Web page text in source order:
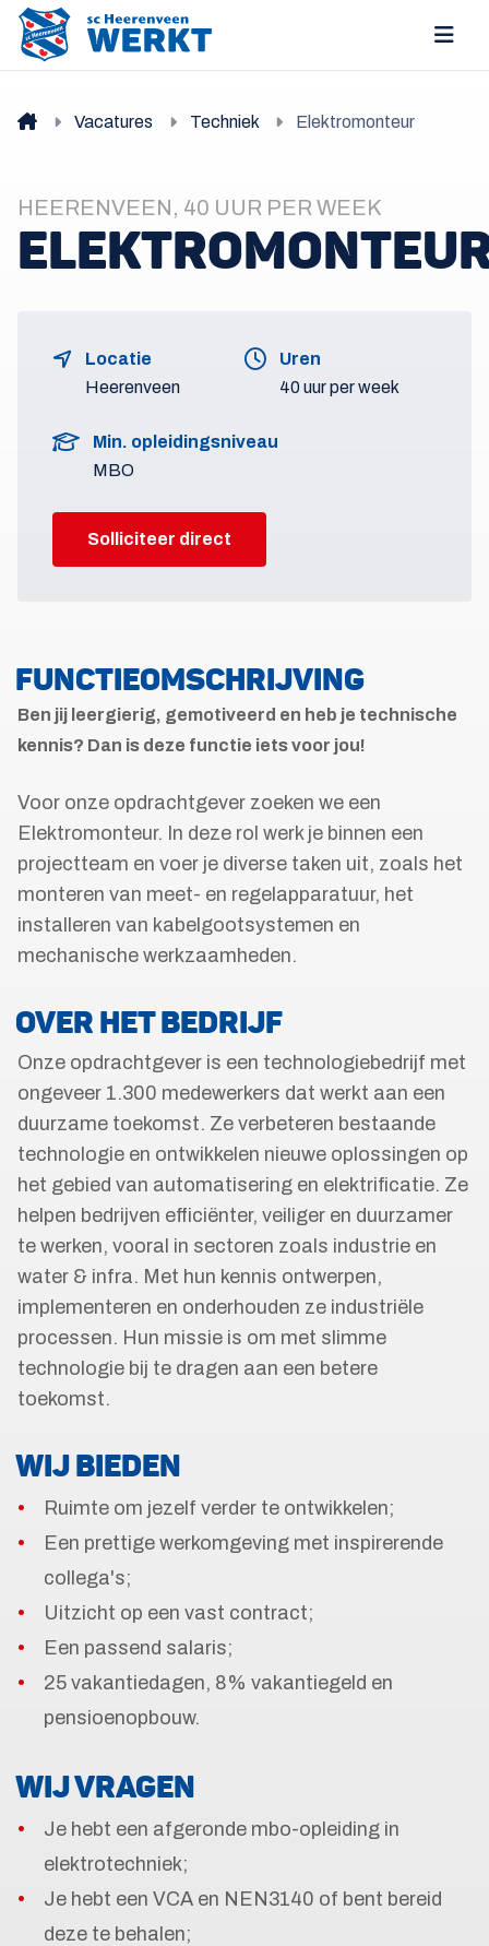
Vacatures Techniek Elektromonteur
HEERENVEEN, 40 UUR PER WEEK
Locatie
Heerenveen
Uren
40 uur per week
Min. opleidingsniveau
MBO
Solliciteer direct
FUNCTIEOMSCHRIJVING
Ben jij leergierig, gemotiveerd en heb je technische
kennis? Dan is deze functie iets voor jou!
Voor onze opdrachtgever zoeken we een
Elektromonteur. In deze rol werk je binnen een
projectteam en voer je diverse taken uit, zoals het
monteren van meet- en regelapparatuur, het
installeren van kabelgootsystemen en
mechanische werkzaamheden.
OVER HET BEDRIJF
Onze opdrachtgever is een technologiebedrijf met
ongeveer 1.300 medewerkers dat werkt aan een
duurzame toekomst. Ze verbeteren bestaande
technologie en ontwikkelen nieuwe oplossingen op
het gebied van automatisering en elektrificatie. Ze
helpen bedrijven efficiënter, veiliger en duurzamer
te werken, vooral in sectoren zoals industrie en
water & infra. Met hun kennis ontwerpen,
implementeren en onderhouden ze industriële
processen. Hun missie is om met slimme
technologie bij te dragen aan een betere
toekomst.
WIJ BIEDEN
Ruimte om jezelf verder te ontwikkelen;
Een prettige werkomgeving met inspirerende
collega's;
Uitzicht op een vast contract;
Een passend salaris;
25 vakantiedagen, 8% vakantiegeld en
pensioenopbouw.
WIJ VRAGEN
Je hebt een afgeronde mbo-opleiding in
elektrotechniek;
Je hebt een VCA en NEN3140 of bent bereid
deze te behalen;